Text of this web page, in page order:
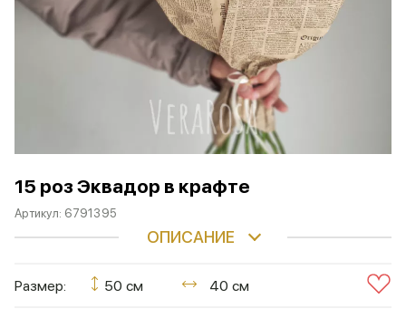
15 роз Эквадор в крафте
Артикул: 6791395
ОПИСАНИЕ
Размер: 50 см 40 см